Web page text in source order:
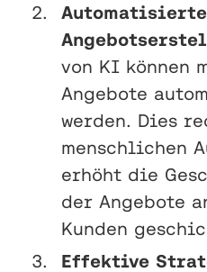
Automatisierte
von KI können
Angebote
werden. Dies
menschlichen
erhöht die
der Angebote
Kunden
Effektive